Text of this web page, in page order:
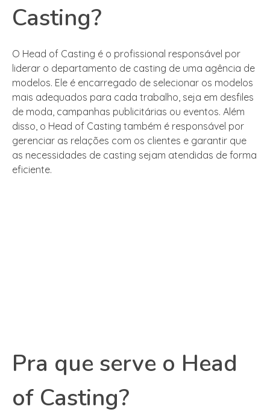
Casting?
O Head of Casting é o profissional responsável por
liderar o departamento de casting de uma agência de
modelos. Ele é encarregado de selecionar os modelos
mais adequados para cada trabalho, seja em desfiles
de moda, campanhas publicitárias ou eventos. Além
disso, o Head of Casting também é responsável por
gerenciar as relações com os clientes e garantir que
as necessidades de casting sejam atendidas de forma
eficiente.
Pra que serve o Head
of Casting?